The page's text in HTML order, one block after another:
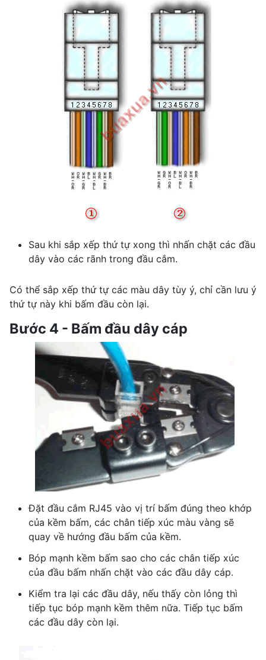
Sau khi sắp xếp thứ tự xong thì nhấn chặt các đầu
dây vào các rãnh trong đầu cắm.
Có thể sắp xếp thứ tự các màu dây tùy ý, chỉ cần lưu ý
thứ tự này khi bấm đầu còn lại.
Bước 4 - Bấm đầu dây cáp
Đặt đầu cắm RJ45 vào vị trí bấm đúng theo khớp
của kềm bấm, các chân tiếp xúc màu vàng sẽ
quay về hướng đầu bấm của kềm.
Bóp mạnh kềm bấm sao cho các chân tiếp xúc
của đầu bấm nhấn chặt vào các đầu dây cáp.
Kiểm tra lại các đầu dây, nếu thấy còn lỏng thì
tiếp tục bóp mạnh kềm thêm nữa. Tiếp tục bấm
các đầu dây còn lại.